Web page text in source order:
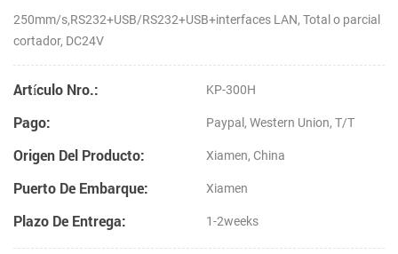
250mm/s,RS232+USB/RS232+USB+interfaces LAN, Total o parcial
cortador, DC24V
Artículo Nro.: KP-300H
Pago: Paypal, Western Union, T/T
Origen Del Producto: Xiamen, China
Puerto De Embarque: Xiamen
Plazo De Entrega: 1-2weeks